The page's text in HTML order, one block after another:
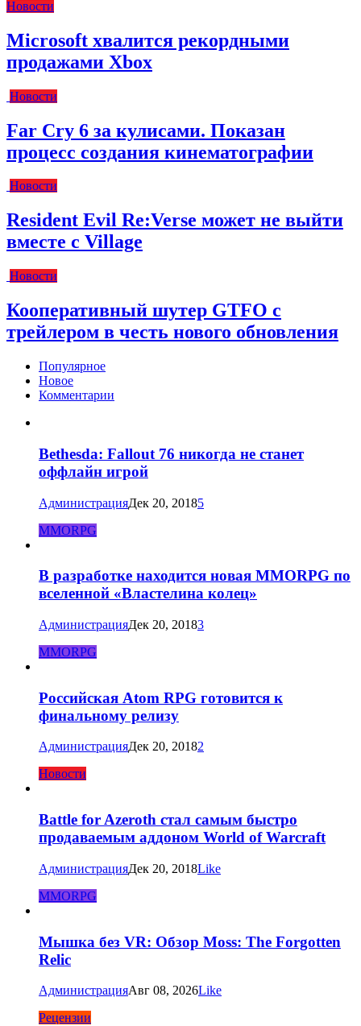
Новости
Microsoft хвалится рекордными
продажами Xbox
Новости
Far Cry 6 за кулисами. Показан
процесс создания кинематографии
Новости
Resident Evil Re:Verse может не выйти
вместе с Village
Новости
Кооперативный шутер GTFO с
трейлером в честь нового обновления
Популярное
Новое
Комментарии
Bethesda: Fallout 76 никогда не станет
оффлайн игрой
АдминистрацияДек 20, 20185
MMORPG
В разработке находится новая MMORPG по
вселенной «Властелина колец»
АдминистрацияДек 20, 20183
MMORPG
Российская Atom RPG готовится к
финальному релизу
АдминистрацияДек 20, 20182
Новости
Battle for Azeroth стал самым быстро
продаваемым аддоном World of Warcraft
АдминистрацияДек 20, 2018Like
MMORPG
Мышка без VR: Обзор Moss: The Forgotten
Relic
АдминистрацияАвг 08, 2026Like
Рецензии